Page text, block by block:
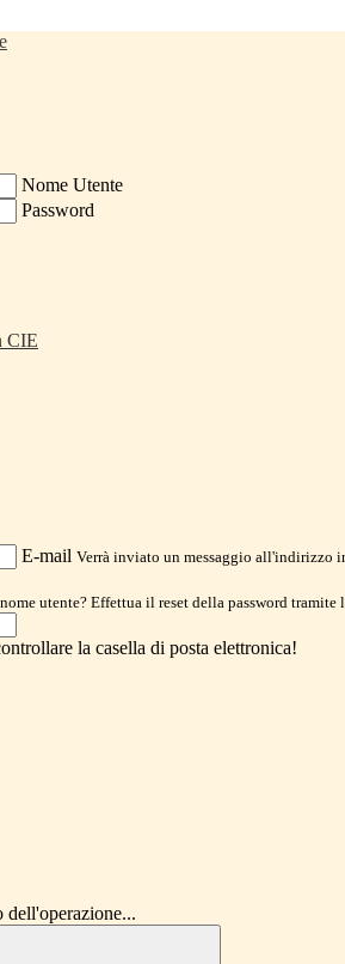
Nome Utente
Password
CIE
E-mail Verrà inviato un messaggio all'indirizzo
utente? Effettua il reset della password tramite
la casella di posta elettronica!
dell'operazione...